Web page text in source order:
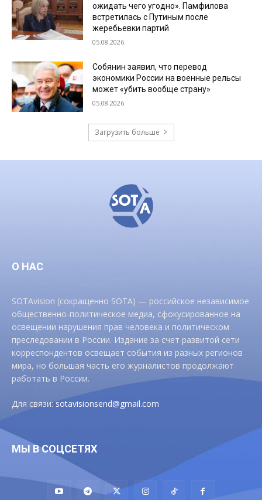
ожидать чего угодно». Памфилова
встретилась с Путиным после
жеребьевки партий
05.08.2026
Собянин заявил, что перевод
экономики России на военные рельсы
может «убить вообще страну»
05.08.2026
Загрузить больше
О НАС
SOTAvision (сокращенно SOTA) — российское независимое
общественно-политическое медиа, сфокусированное на
освещении нарушения прав человека и политическом
преследовании в России. Издание за счет развитой сети
корреспондентов освещает события из разных регионов
мира, но большая часть его журналистов продолжают
работать в России.
Для связи:sotavisionsend@gmail.com
МЫ В СОЦСЕТЯХ